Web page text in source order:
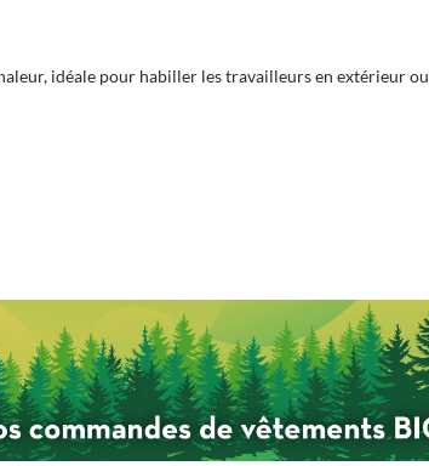
idéale pour habiller les travailleurs en extérieur